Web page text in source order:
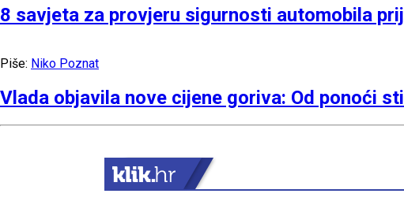
8 savjeta za provjeru sigurnosti automobila
Piše: Niko Poznat
Vlada objavila nove cijene goriva: Od ponoći